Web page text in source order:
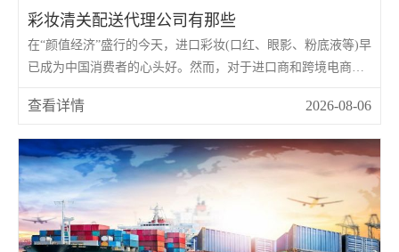
彩妆清关配送代理公司有那些
在“颜值经济”盛行的今天，进口彩妆(口红、眼影、粉底液等)早
已成为中国消费者的心头好。然而，对于进口商和跨境电商卖
张机票托运”那么简单。
查看详情 2026-08-06